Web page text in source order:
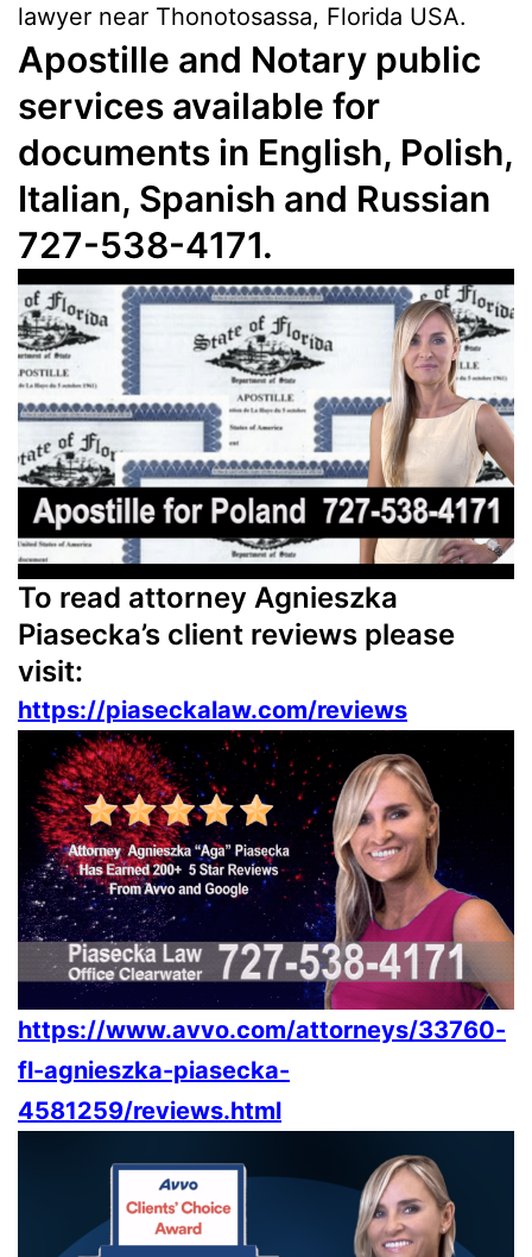
lawyer near Thonotosassa, Florida USA.
Apostille and Notary public
services available for
documents in English, Polish,
Italian, Spanish and Russian
727-538-4171.
To read attorney Agnieszka
Piasecka’s client reviews please
visit:
https://piaseckalaw.com/reviews
https://www.avvo.com/attorneys/33760-
fl-agnieszka-piasecka-
4581259/reviews.html